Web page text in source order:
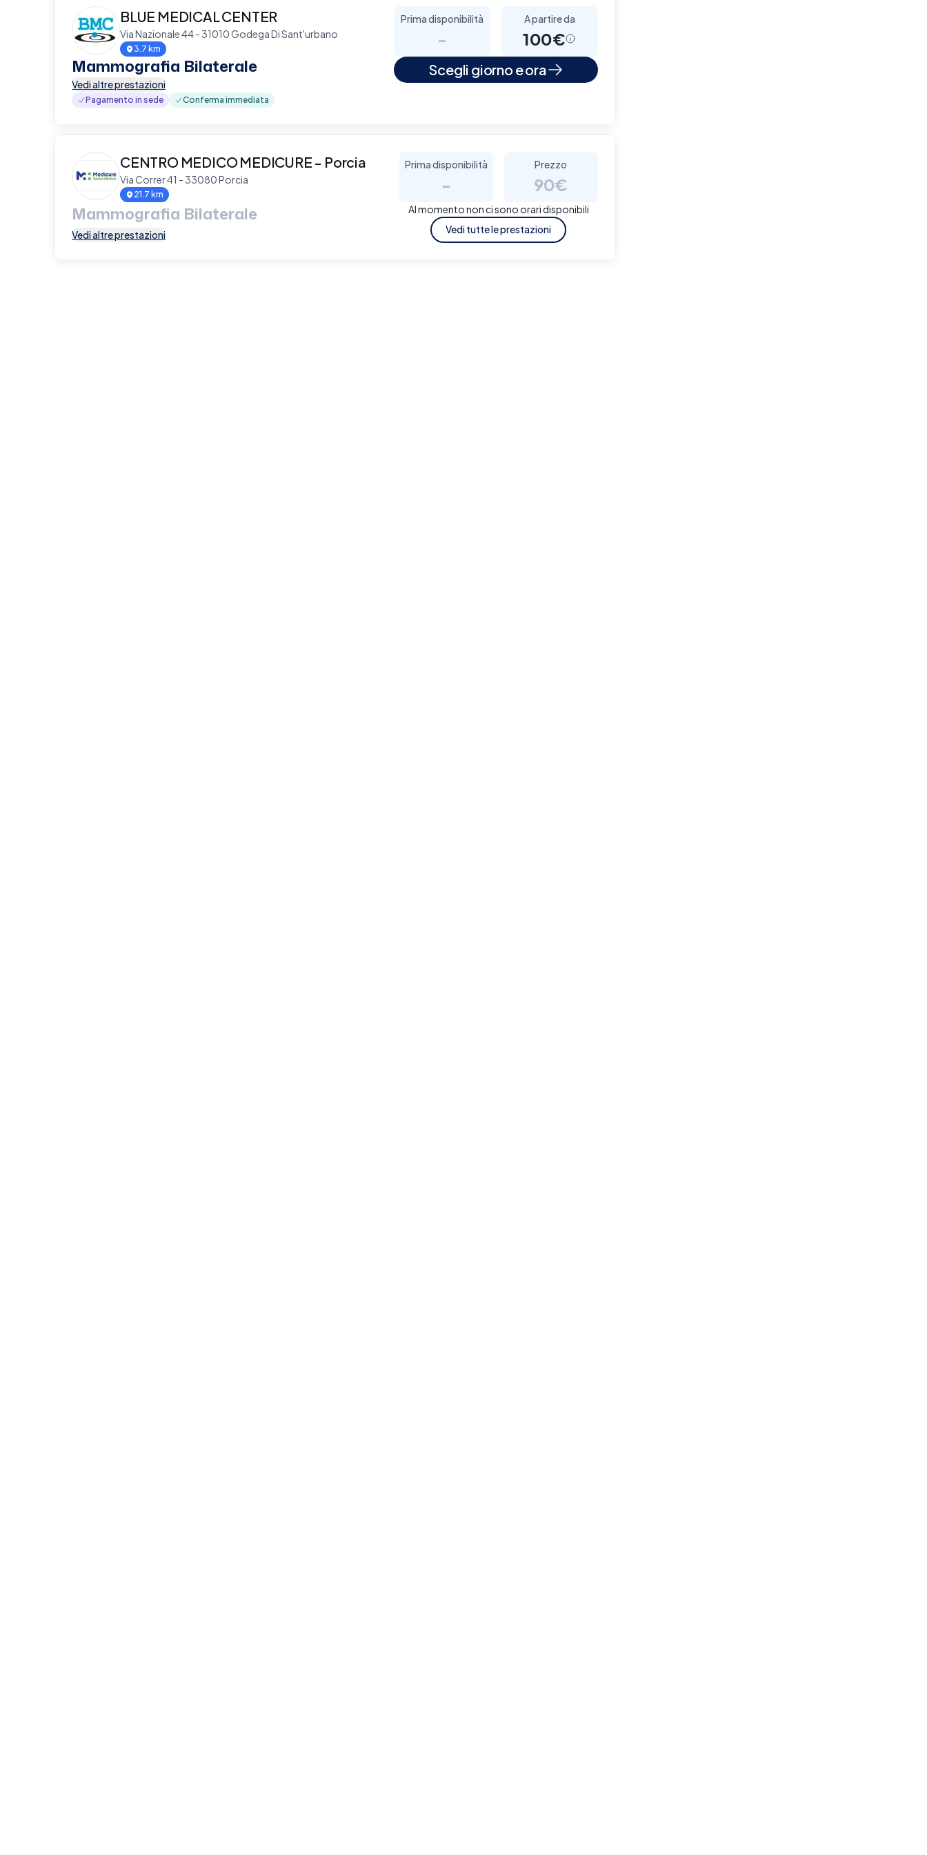
BLUE MEDICAL CENTER
Via Nazionale 44 - 31010 Godega Di Sant'urbano
3.7 km
Mammografia Bilaterale
Vedi altre prestazioni
Pagamento in sede Conferma immediata
Prima disponibilità
-
A partire da
100€
Scegli giorno e ora
CENTRO MEDICO MEDICURE - Porcia
Via Correr 41 - 33080 Porcia
21.7 km
Mammografia Bilaterale
Vedi altre prestazioni
Prima disponibilità
-
Prezzo
90€
Al momento non ci sono orari disponibili
Vedi tutte le prestazioni